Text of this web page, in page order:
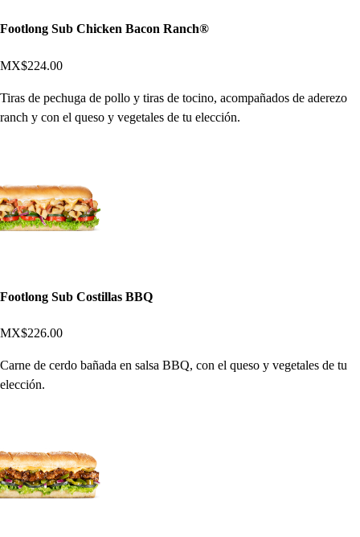
Footlong Sub Chicken Bacon Ranch®
MX$224.00
Tiras de pechuga de pollo y tiras de tocino, acompañados de aderezo
ranch y con el queso y vegetales de tu elección.
Footlong Sub Costillas BBQ
MX$226.00
Carne de cerdo bañada en salsa BBQ, con el queso y vegetales de tu
elección.